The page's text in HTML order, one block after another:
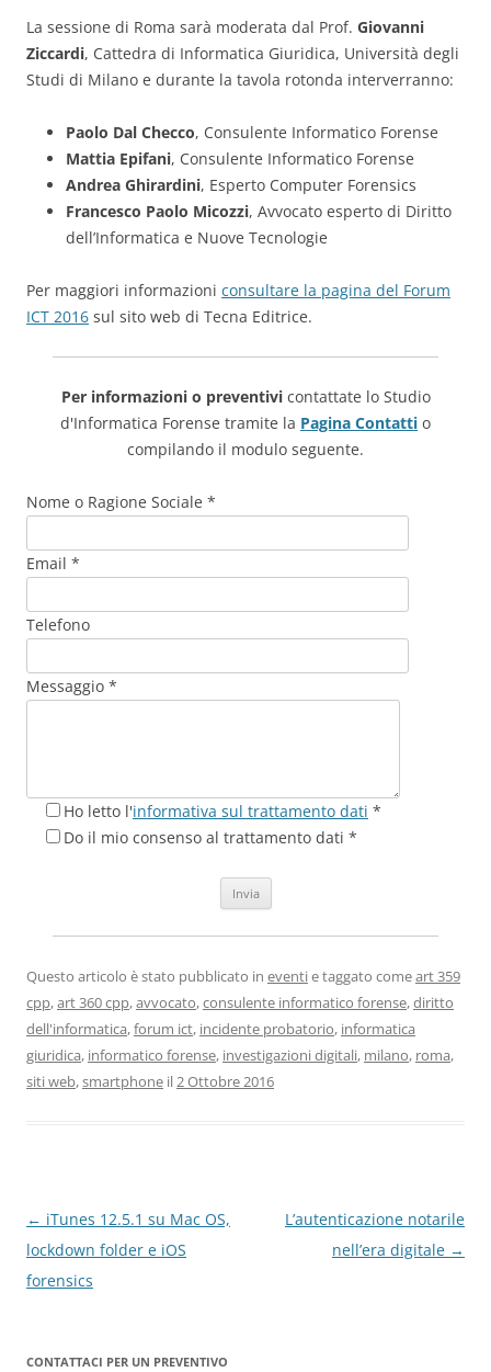
La sessione di Roma sarà moderata dal Prof. Giovanni
Ziccardi, Cattedra di Informatica Giuridica, Università degli
Studi di Milano e durante la tavola rotonda interverranno:
Paolo Dal Checco, Consulente Informatico Forense
Mattia Epifani, Consulente Informatico Forense
Andrea Ghirardini, Esperto Computer Forensics
Francesco Paolo Micozzi, Avvocato esperto di Diritto
dell’Informatica e Nuove Tecnologie
Per maggiori informazioni consultare la pagina del Forum
ICT 2016 sul sito web di Tecna Editrice.
Per informazioni o preventivicontattate lo Studio
d'Informatica Forense tramite la Pagina Contatti o
compilando il modulo seguente.
Nome o Ragione Sociale *
Email *
Telefono
Messaggio *
Ho letto l'informativa sul trattamento dati *
Do il mio consenso al trattamento dati *
Questo articolo è stato pubblicato in eventie taggato comeart 359
cpp,art 360 cpp,avvocato,consulente informatico forense,diritto
dell'informatica,forum ict, incidente probatorio, informatica
giuridica, informatico forense, investigazioni digitali, milano, roma,
siti web,smartphone il2 Ottobre 2016
Navigazione
articolo
← iTunes 12.5.1 su Mac OS,
lockdown folder e iOS
forensics
L’autenticazione notarile
nell’era digitale →
CONTATTACI PER UN PREVENTIVO